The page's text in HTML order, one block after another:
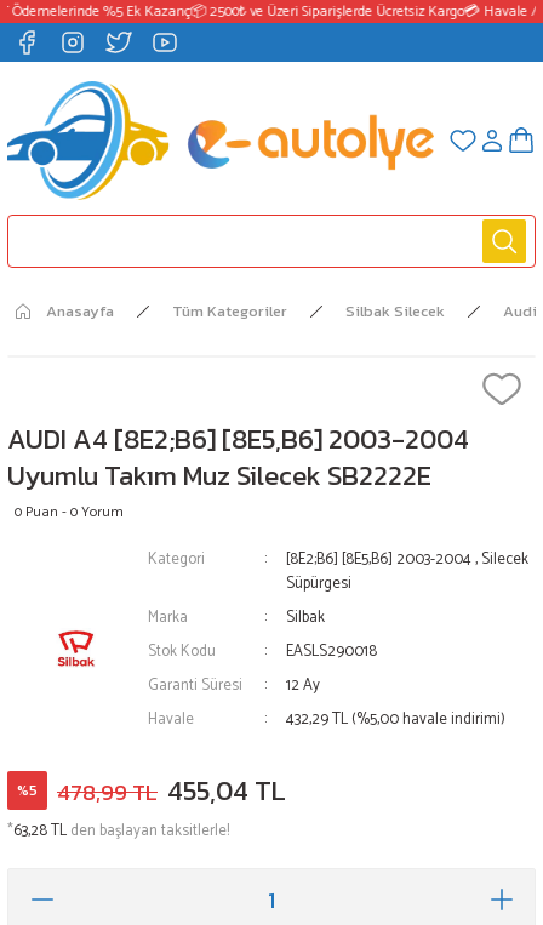
%5 Ek Kazanç📦 2500₺ ve Üzeri Siparişlerde Ücretsiz Kargo💳 Havale /
Anasayfa Tüm Kategoriler Silbak Silecek Audi
AUDI A4 [8E2;B6] [8E5,B6] 2003-2004
Uyumlu Takım Muz Silecek SB2222E
0 Puan - 0 Yorum
Kategori [8E2;B6] [8E5,B6] 2003-2004,Silecek
Süpürgesi
Marka
Silbak
Stok Kodu
EASLS290018
Garanti Süresi
12 Ay
Havale
432,29 TL (%5,00 havale indirimi)
%5 478,99 TL 455,04 TL
*63,28 TLden başlayan taksitlerle!